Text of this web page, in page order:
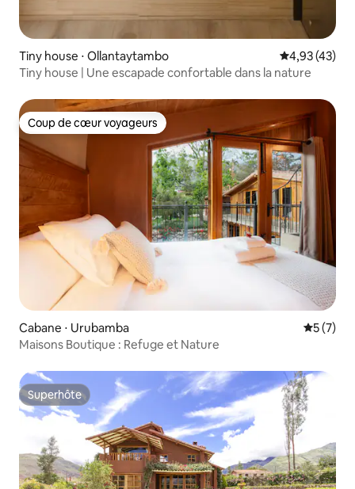
Tiny house ⋅ Ollantaytambo Évaluation
4,93 (43)
Tiny house | Une escapade confortable dans la nature
Coup de cœur voyageurs
Coup de cœur voyageurs
Cabane ⋅ Urubamba
5 (7)
Maisons Boutique : Refuge et Nature
Superhôte
Superhôte